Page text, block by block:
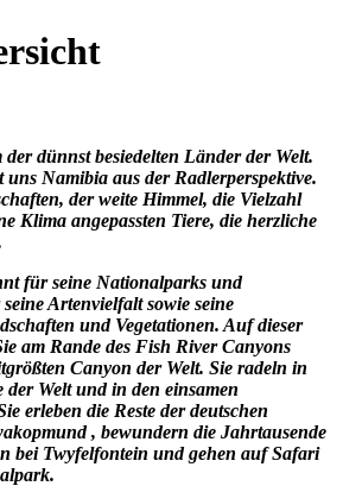
der dünnst besiedelten Länder der Welt.
uns Namibia aus der Radlerperspektive.
der weite Himmel, die Vielzahl
Klima angepassten Tiere, die herzliche
für seine Nationalparks und
Artenvielfalt sowie seine
und Vegetationen. Auf dieser
am Rande des Fish River Canyons
Canyon der Welt. Sie radeln in
der Welt und in den einsamen
erleben die Reste der deutschen
, bewundern die Jahrtausende
bei Twyfelfontein und gehen auf Safari